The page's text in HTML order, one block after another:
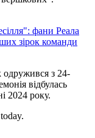
фани Реала
зірок команди
одружився з 24-
відбулась
2024 року.